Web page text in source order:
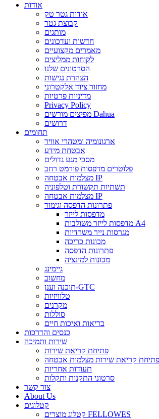
אודות
אודות גטר טק
קבוצת גטר
מותגים
חדשות ועדכונים
מאמרים מקצועיים
לקוחות ממליצים
הסרטונים שלנו
הצהרת נגישות
מחזור ציוד אלקטרוני
מדיניות פרטיות
Privacy Policy
מפיצים מורשים Dahua
דרושים
תחומים
ארגונומיה ומטהרי אוויר
אבטחת מידע
מסכי מגע גדולים
פלוטרים מדפסות פורמט רחב
מצלמות אבטחה IP
תשתיות תקשורת וטלפוניה
מצלמות אבטחה IP
פתרונות הדפסה וגימור
מדפסות לייזר
מדפסות לייזר משולבות A4
מגרסות נייר משרדיות
מכונות כריכה
פתרונות הדפסה
מכונות למינציה
גיימינג
מחשוב
תוכנה וענן-GTC
טלוויזיות
מקרנים
סוללות
בריאות ואיכות חיים
כנסים והדרכות
שירות ותמיכה
פתיחת קריאת שירות
תעודות אחריות
סרטוני התקנות ותקלות
צור קשר
About Us
קטלוגים
קטלוג מוצרים FELLOWES